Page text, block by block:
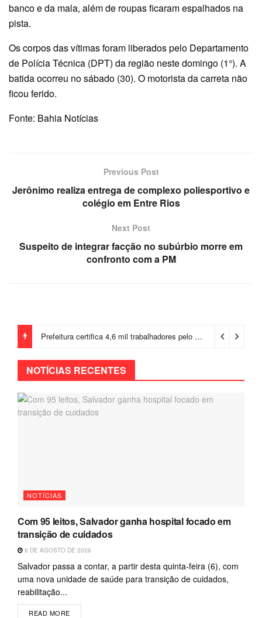
banco e da mala, além de roupas ficaram espalhados na
pista.
Os corpos das vítimas foram liberados pelo Departamento
de Polícia Técnica (DPT) da região neste domingo (1°). A
batida ocorreu no sábado (30). O motorista da carreta não
ficou ferido.
Fonte: Bahia Notícias
Previous Post
Jerônimo realiza entrega de complexo poliesportivo e
colégio em Entre Rios
Next Post
Suspeito de integrar facção no subúrbio morre em
confronto com a PM
Prefeitura certifica 4,6 mil trabalhadores pelo programa Treinar para Empregar e realiza Feirão de Empregabilidade
NOTÍCIAS RECENTES
NOTÍCIAS
Com 95 leitos, Salvador ganha hospital focado em
transição de cuidados
6 DE AGOSTO DE 2026
Salvador passa a contar, a partir desta quinta-feira (6), com
uma nova unidade de saúde para transição de cuidados,
reabilitação...
READ MORE